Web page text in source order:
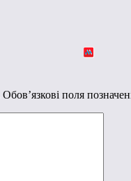
Обов’язкові поля